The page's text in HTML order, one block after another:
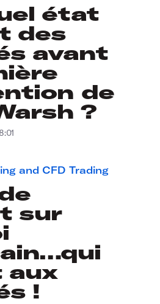
état
des
avant
de
?
sur
aux
!